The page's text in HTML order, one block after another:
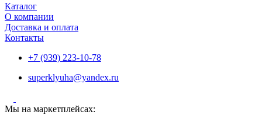
Каталог
О компании
Доставка и оплата
Контакты
+7 (939) 223-10-78
superklyuha@yandex.ru
Мы на маркетплейсах: